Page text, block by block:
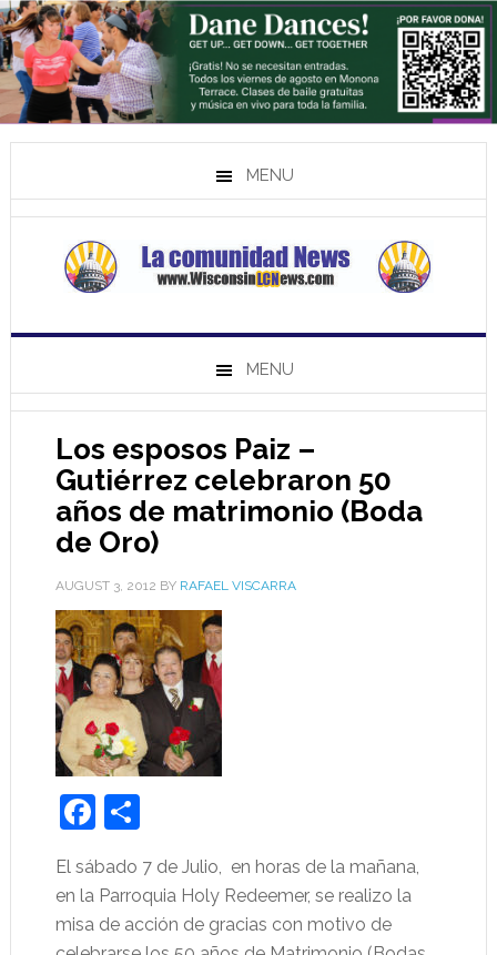
MENU
MENU
Los esposos Paiz –
Gutiérrez celebraron 50
años de matrimonio (Boda
de Oro)
AUGUST 3, 2012 BY RAFAEL VISCARRA
Facebook
Share
El sábado 7 de Julio, en horas de la mañana,
en la Parroquia Holy Redeemer, se realizo la
misa de acción de gracias con motivo de